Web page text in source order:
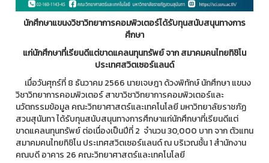
นักศึกษาแขนงวิชาวิทยาการคอมพิวเตอร์ได้รับทุนสนับสนุนทางการ
ศึกษา
แก่นักศึกษาที่เรียนดีแต่ขาดแคลนทุนทรัพย์ จาก สมาคมคนไทยทิชิโน
ประเทศสวิตเซอร์แลนด์
เมื่อวันศุกร์ที่ 8 ธันวาคม 2566 นายเจษฎา ด้วงพิทักษ์ นักศึกษา แขนง
วิชาวิทยาการคอมพิวเตอร์ สาขาวิชาวิทยาการคอมพิวเตอร์และ
นวัตกรรมข้อมูล คณะวิทยาศาสตร์และเทคโนโลยี มหาวิทยาลัยราชภัฏ
สวนสุนันทา ได้รับทุนสนับสนุนทางการศึกษาแก่นักศึกษาที่เรียนดีแต่
ขาดแคลนทุนทรัพย์ ต่อเนื่องเป็นปีที่ 2 จำนวน 30,000 บาท จาก ตัวแทน
สมาคมคนไทยทิชิโน ประเทศสวิตเซอร์แลนด์ ณ บริเวณชั้น 1 สำนักงาน
คณบดี อาคาร 26 คณะวิทยาศาสตร์และเทคโนโลยี